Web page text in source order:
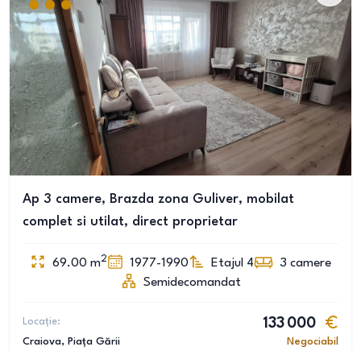
Ap 3 camere, Brazda zona Guliver, mobilat
complet si utilat, direct proprietar
69.00 m2 1977-1990 Etajul 4 3 camere
Semidecomandat
Locație:
Craiova, Piața Gării
133 000
Negociabil